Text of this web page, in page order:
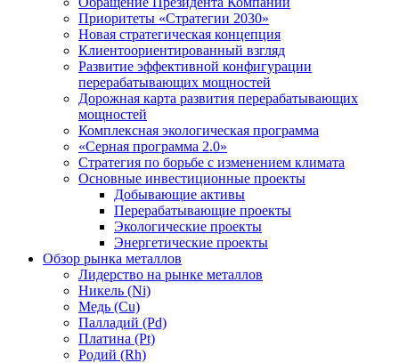
Приоритеты «Стратегии 2030»
Новая стратегическая концепция
Клиентоориентированный взгляд
Развитие эффективной конфигурации
перерабатывающих мощностей
Дорожная карта развития перерабатывающих
мощностей
Комплексная экологическая программа
«Серная программа 2.0»
Стратегия по борьбе с изменением климата
Основные инвестиционные проекты
Добывающие активы
Перерабатывающие проекты
Экологические проекты
Энергетические проекты
Обзор рынка металлов
Лидерство на рынке металлов
Никель (Ni)
Медь (Cu)
Палладий (Pd)
Платина (Pt)
Родий (Rh)